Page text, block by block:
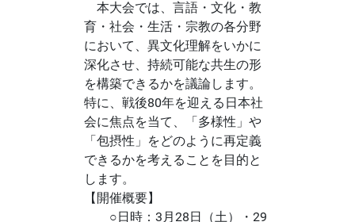
本大会では、言語・文化・教
育・社会・生活・宗教の各分野
において、異文化理解をいかに
深化させ、持続可能な共生の形
を構築できるかを議論します。
特に、戦後80年を迎える日本社
会に焦点を当て、「多様性」や
「包摂性」をどのように再定義
できるかを考えることを目的と
します。
【開催概要】
○日時：3月28日（土）・29